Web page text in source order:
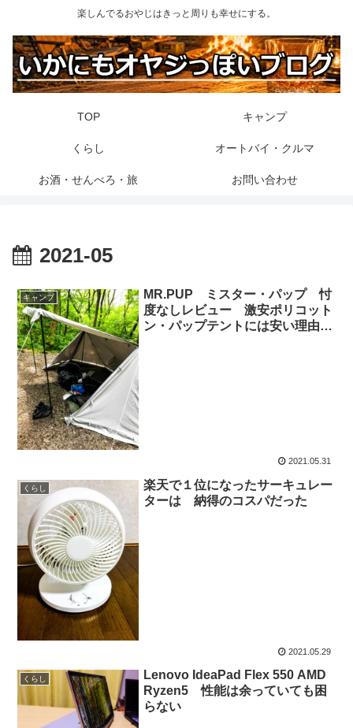
楽しんでるおやじはきっと周りも幸せにする。
TOP キャンプ
くらし オートバイ・クルマ
お酒・せんべろ・旅 お問い合わせ
2021-05
キャンプ
MR.PUP ミスター・パップ 忖
度なしレビュー 激安ポリコット
ン・パップテントには安い理由が
2021.05.31
くらし
楽天で１位になったサーキュレー
ターは 納得のコスパだった
2021.05.29
くらし
Lenovo IdeaPad Flex 550 AMD
Ryzen5 性能は余っていても困
らない